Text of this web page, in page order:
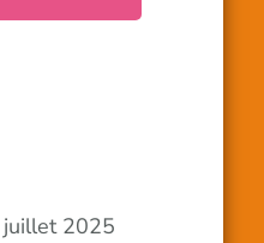
juillet 2025